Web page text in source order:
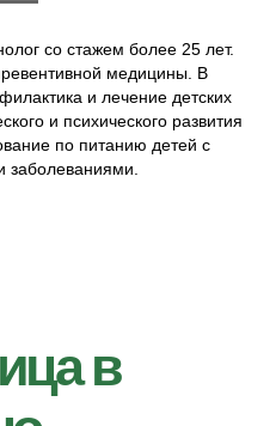
со стажем более 25 лет.
медицины. В
и лечение детских
и психического развития
по питанию детей с
заболеваниями.
в